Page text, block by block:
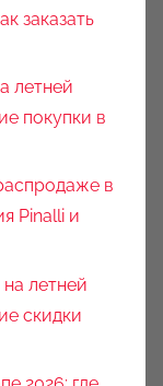
заказать
летней
покупки в
в
Pinalli и
летней
скидки